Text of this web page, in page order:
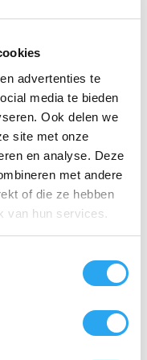
advertenties te
media te bieden
Ook delen we
site met onze
en analyse. Deze
met andere
of die ze hebben
van hun services.
Vloertrekker Extra
Hygiënische
monowisser 40cm,
blauw
€ 16,95 excl. BTW
Lees verder